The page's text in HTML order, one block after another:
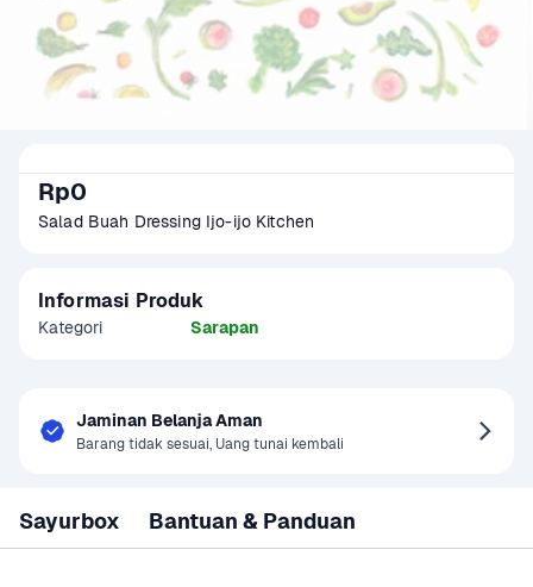
Rp0
Salad Buah Dressing Ijo-ijo Kitchen
Informasi Produk
Kategori Sarapan
Jaminan Belanja Aman
Barang tidak sesuai, Uang tunai kembali
Sayurbox Bantuan & Panduan